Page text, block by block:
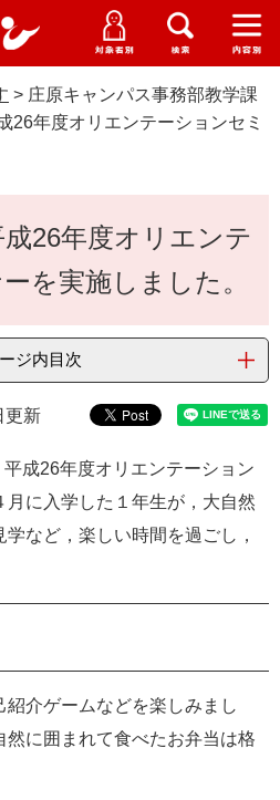
ニ
ー
ニ
ュ
ー
ニ
ュ
ー
特設サイト
大学案内
求
クセス
中文繁体 한국어 日本語
すべて
> 庄原キャンパス事務部教学課
26年度オリエンテーションセミ
26年度オリエンテ
を実施しました。
ジ内目次
更新
成26年度オリエンテーション
に入学した１年生が，大自然
など，楽しい時間を過ごし，
介ゲームなどを楽しみまし
に囲まれて食べたお弁当は格